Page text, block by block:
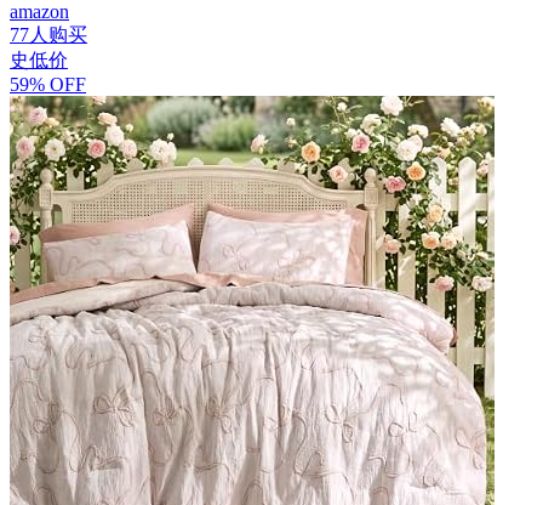
amazon
77人购买
史低价
59% OFF